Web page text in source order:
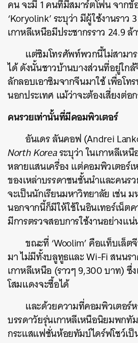
คน จะมี 1 คนที่มีสมาร์ตโฟน จากข้
‘Koryolink’ ระบุว่า มีผู้ใช้งานรา
เกาหลีเหนือมีประชากรราว 24.9
แต่ซิมโทรศัพท์พวกนี้ไม่สามา
ได้ ดังนั้นชาวบ้านบางส่วนที่อยู่ใ
ลักลอบเอาซิมจากจีนมาใช้ เพื่อโ
นอกประเทศ แม้ว่าจะต้องเสี่ยงต่
คนรวยเท่านั้นที่มีคอมพิวเตอร์
อันเดร ลันคอฟ (Andrei
North Koreaระบุว่า ในเกาหลีเห
หลายแสนเครื่อง แต่คอมพิวเตอร์
ของเหล่าบรรดาชนชั้นนำและคนร
จะเป็นนักเรียนมหาวิทยาลัย เช่น ม
นอกจากนี้ก็มีให้ใช้ในอินเทอร์เน็ตค
มีการตรวจสอบการใช้งานอย่างแ
ขณะที่ ‘Woolim’ คือแท็บเล็ต
มา ไม่มีทั้งบลูทูธและ Wi-Fi สนนร
เกาหลีเหนือ (ราวๆ 9,300 บาท) ซึ่
โสมแดงจะซื้อได้
และด้วยความที่คอมพิวเตอร์ห
บรรดาวัยรุ่นเกาหลีเหนือนิยมพก
กระแสแฟชั่นห้อยทัมบ์ไดร์ฟโชว์เป็